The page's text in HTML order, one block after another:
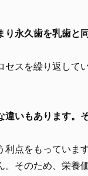
り永久歯を乳歯と
スを繰り返して
違いもあります。
利点をもっていま
。そのため、栄養